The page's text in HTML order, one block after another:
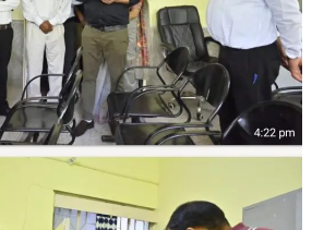
अल्मोड़ा उत्तराखण्ड कुमाऊं ख़बरें धार्मिक
मानिला देवी मंदिर में श्रीमद्भागवत कथा के चतुर्थ
दिवस धूमधाम से मनाया गया श्रीकृष्ण जन्मोत्सव,
राज्य मंत्री कैलाश पंत ने किया कथा श्रवण
Admin August 6, 2026
रानीखेत। मानिला देवी मंदिर, कमराड़/विनायक क्षेत्र में
आयोजित श्रीमद्भागवत कथा के चतुर्थ दिवस गुरुवार को…
उत्तराखण्ड कुमाऊं ख़बरें